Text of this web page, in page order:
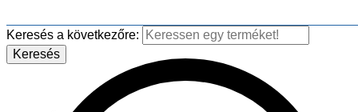
Keresés a következőre:
Keresés